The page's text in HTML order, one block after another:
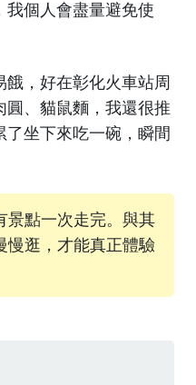
我個人會盡量避免使
，好在彰化火車站周
、貓鼠麵，我還很推
坐下來吃一碗，瞬間
景點一次走完。與其
慢逛，才能真正體驗